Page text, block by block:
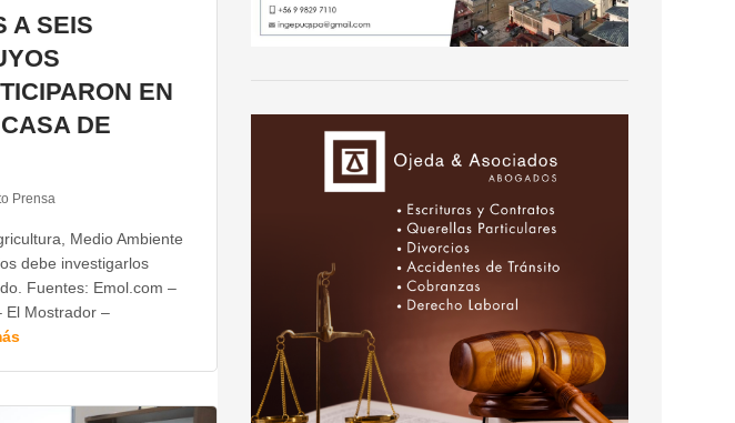
A SEIS
EN
DE
Prensa
Medio Ambiente
debe investigarlos
Fuentes: Emol.com –
El Mostrador –